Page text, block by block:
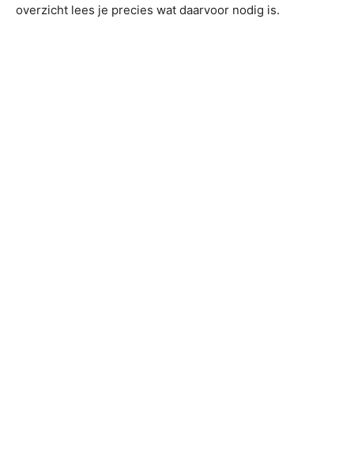
overzicht lees je precies wat daarvoor nodig is.